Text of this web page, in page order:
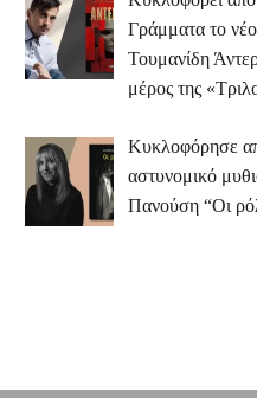
Γράμματα το
Τουμανίδη
μέρος της
Κυκλοφόρησε
αστυνομικό
Πανούση “Οι